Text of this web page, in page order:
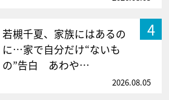
4
若槻千夏、家族にはあるの
に…家で自分だけ“ないも
の”告白 あわや…
2026.08.05